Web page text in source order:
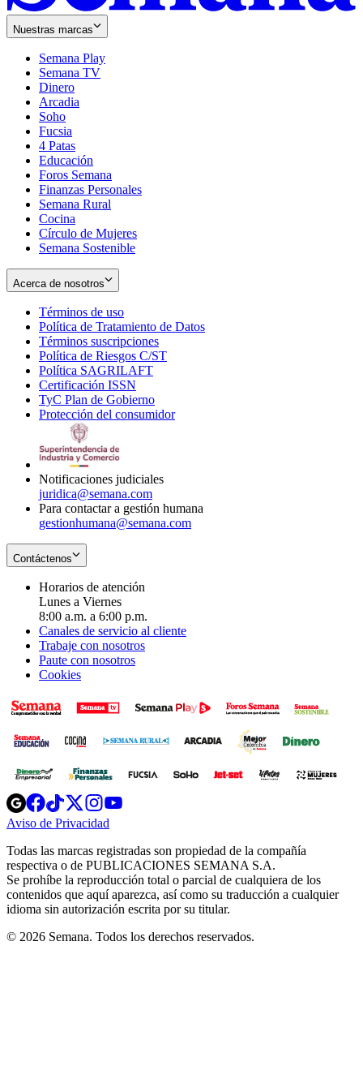
Nuestras marcas
Semana Play
Semana TV
Dinero
Arcadia
Soho
in
new
window
Fucsia
in
new
window
4 Patas
Educación
Foros Semana
Finanzas Personales
Semana Rural
Cocina
Círculo de Mujeres
Semana Sostenible
Acerca de nosotros
Términos de uso
in
new
window
Política de Tratamiento de Datos
Términos suscripciones
in
Política de Riesgos C/ST
Política SAGRILAFT
new
window
Certificación ISSN
in
new
TyC Plan de Gobierno
in
Protección del consumidorOpens
Notificaciones judiciales
juridica@semana.com
Para contactar a gestión humana
gestionhumana@semana.com
Contáctenos
Horarios de atención
Lunes a Viernes
8:00 a.m. a 6:00 p.m.
Canales de servicio al cliente
Trabaje con nosotros
Paute con nosotros
Cookies
Opens
in
new
Opens
in
new
Opens
in
new
window
Opens
new
windowwindow
Aviso de Privacidad
new
window
Todas las marcas registradas son propiedad de la compañía
respectiva o de PUBLICACIONES SEMANA S.A.
Se prohíbe la reproducción total o parcial de cualquiera de los
contenidos que aquí aparezca, así como su traducción a cualquier
idioma sin autorización escrita por su titular.
© 2026 Semana. Todos los derechos reservados.